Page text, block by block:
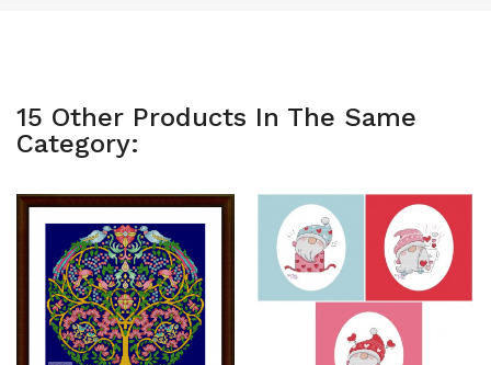
15 Other Products In The Same
Category: